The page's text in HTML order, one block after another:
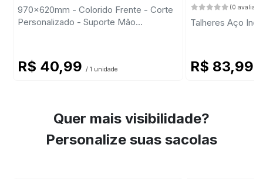
970x620mm - Colorido Frente - Corte
Personalizado - Suporte Mão
R$ 40,99 / 1 unidade
(0
Talheres Aço
R$ 83,99
Quer mais visibilidade?
Personalize suas sacolas